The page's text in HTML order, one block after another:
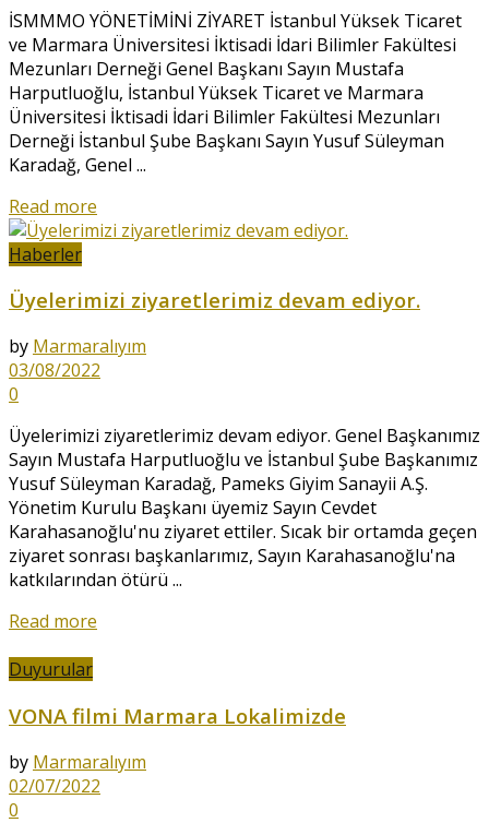
İSMMMO YÖNETİMİNİ ZİYARET İstanbul Yüksek Ticaret
ve Marmara Üniversitesi İktisadi İdari Bilimler Fakültesi
Mezunları Derneği Genel Başkanı Sayın Mustafa
Harputluoğlu, İstanbul Yüksek Ticaret ve Marmara
Üniversitesi İktisadi İdari Bilimler Fakültesi Mezunları
Derneği İstanbul Şube Başkanı Sayın Yusuf Süleyman
Karadağ, Genel ...
Read more
Haberler
Üyelerimizi ziyaretlerimiz devam ediyor.
by Marmaralıyım
03/08/2022
0
Üyelerimizi ziyaretlerimiz devam ediyor. Genel Başkanımız
Sayın Mustafa Harputluoğlu ve İstanbul Şube Başkanımız
Yusuf Süleyman Karadağ, Pameks Giyim Sanayii A.Ş.
Yönetim Kurulu Başkanı üyemiz Sayın Cevdet
Karahasanoğlu'nu ziyaret ettiler. Sıcak bir ortamda geçen
ziyaret sonrası başkanlarımız, Sayın Karahasanoğlu'na
katkılarından ötürü ...
Read more
Duyurular
VONA filmi Marmara Lokalimizde
by Marmaralıyım
02/07/2022
0